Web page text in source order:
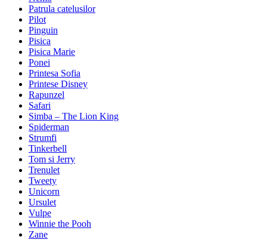
Patrula catelusilor
Pilot
Pinguin
Pisica
Pisica Marie
Ponei
Printesa Sofia
Printese Disney
Rapunzel
Safari
Simba – The Lion King
Spiderman
Strumfi
Tinkerbell
Tom si Jerry
Trenulet
Tweety
Unicorn
Ursulet
Vulpe
Winnie the Pooh
Zane